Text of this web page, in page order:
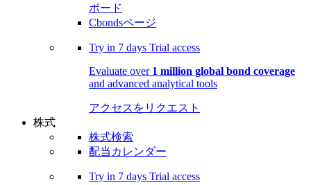
ボード
Cbondsページ
Try in 7 days Trial access
Evaluate over 1 million global bond coverage
and advanced analytical tools
アクセスをリクエスト
株式
株式検索
配当カレンダー
Try in 7 days Trial access